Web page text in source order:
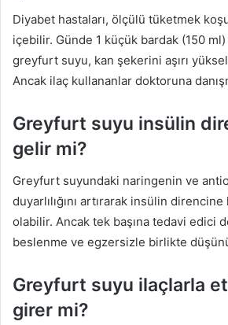
Diyabet hastaları, ölçülü tüketmek
içebilir. Günde 1 küçük bardak (150 ml)
greyfurt suyu, kan şekerini aşırı
Ancak ilaç kullananlar doktoruna
Greyfurt suyu insülin
gelir mi?
Greyfurt suyundaki naringenin ve
duyarlılığını artırarak insülin
olabilir. Ancak tek başına tedavi edici
beslenme ve egzersizle birlikte
Greyfurt suyu ilaçlarla
girer mi?